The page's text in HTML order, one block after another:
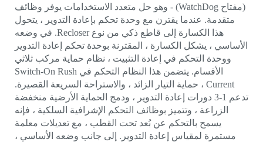
(مفتاح WatchDog) - وهو حل متعدد الاستخدامات يوفر وظائف
متقدمة. عندما يقترن مع وحدة تحكم بإعادة التدوير ، يتحول
هذا الكسارة إلى قاطع ذكي من نوع Recloser. في وضعه
الأساسي ، يشكل الكسارة ، المقترنة بوحدة تحكم إعادة التدوير
ووحدة التحكم في إعادة التثبيت ، نظام حماية مركب ثلاثي
الأقسام. يتضمن هذا النظام التحكم في Switch-On Rush
Current ، حماية التيار الزائد ، والاستراحة السريعة القصيرة.
تدعم 1-3 دورات إعادة التدوير ، ودمج الحماية الأرضية منخفضة
الزراعة ، وتتميز بوظائف التحكم الإشرافية السلكية ، فإنه
يسمح بالتحكم عن بُعد تحت القطب ، مع تعديلات معلمة
مستمرة لمقياس إعادة التدوير. إلى جانب وضعه الأساسي ،